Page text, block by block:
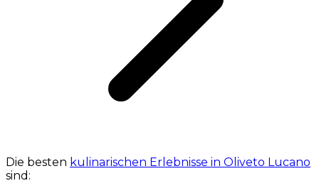
Die besten kulinarischen Erlebnisse in Oliveto Lucano
sind: